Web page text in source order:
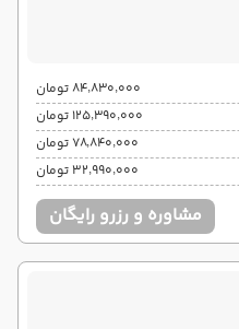
۸۴٬۸۳۰٬۰۰۰ تومان
۱۲۵٬۳۹۰٬۰۰۰ تومان
۷۸٬۸۴۰٬۰۰۰ تومان
۳۲٬۹۹۰٬۰۰۰ تومان
مشاوره و رزرو رایگان